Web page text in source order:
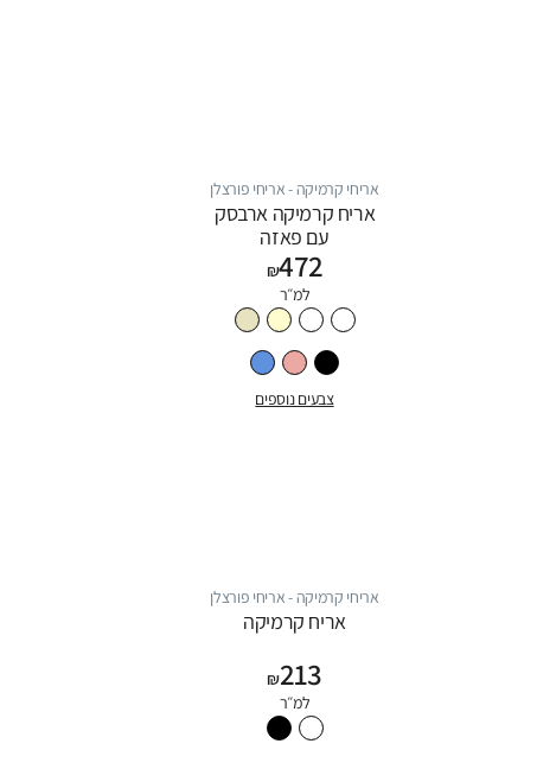
אריחי קרמיקה - אריחי פורצלן
אריח קרמיקה ארבסק
עם פאזה
₪472
למ״ר
צבעים נוספים
אריחי קרמיקה - אריחי פורצלן
אריח קרמיקה
₪213
למ״ר